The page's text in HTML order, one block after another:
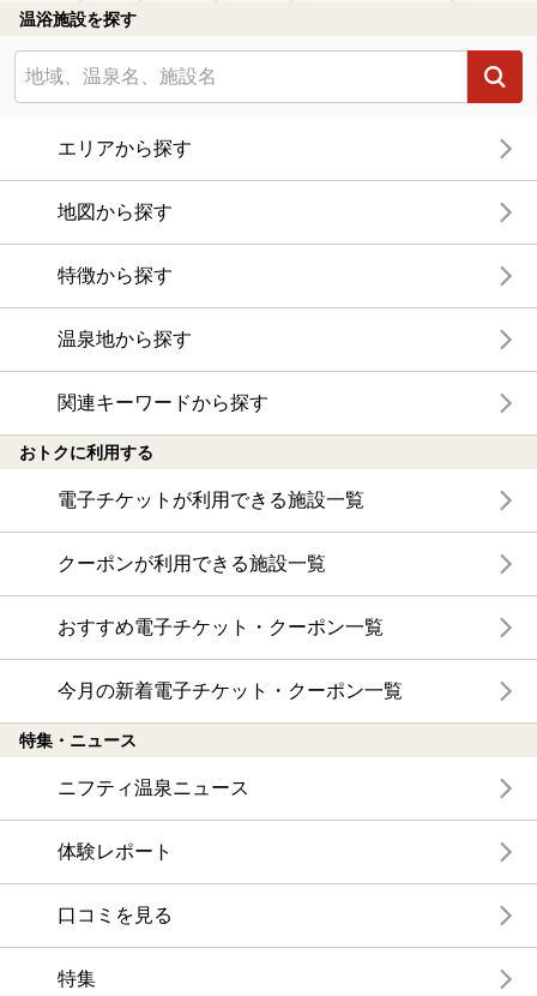
温浴施設を探す
エリアから探す
地図から探す
特徴から探す
温泉地から探す
関連キーワードから探す
おトクに利用する
電子チケットが利用できる施設一覧
クーポンが利用できる施設一覧
おすすめ電子チケット・クーポン一覧
今月の新着電子チケット・クーポン一覧
特集・ニュース
ニフティ温泉ニュース
体験レポート
口コミを見る
特集